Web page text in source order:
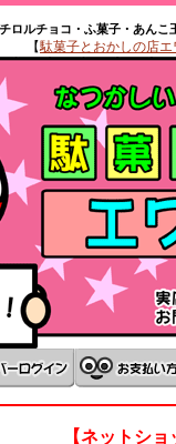
ロルチョコ・ふ菓子・あん
【駄菓子とおかしの店エ
【ネットシ